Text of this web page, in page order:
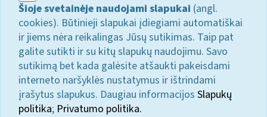
Šioje svetainėje naudojami slapukai (angl.
cookies). Būtinieji slapukai įdiegiami automatiškai
ir jiems nėra reikalingas Jūsų sutikimas. Taip pat
galite sutikti ir su kitų slapukų naudojimu. Savo
sutikimą bet kada galėsite atšaukti pakeisdami
interneto naršyklės nustatymus ir ištrindami
įrašytus slapukus. Daugiau informacijos Slapukų
politika; Privatumo politika.